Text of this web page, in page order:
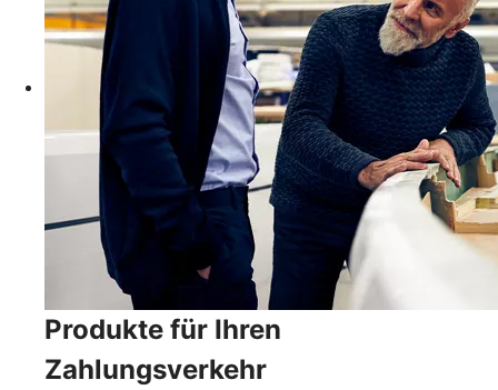
Produkte für Ihren
Zahlungsverkehr